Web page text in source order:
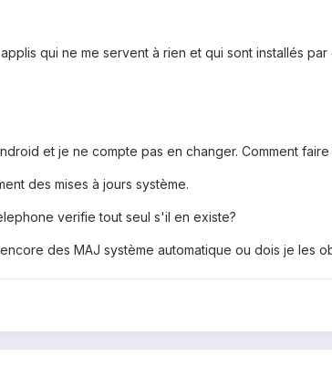
qui ne me servent à rien et qui sont installés
et je ne compte pas en changer. Comment
des mises à jours système.
verifie tout seul s'il en existe?
des MAJ système automatique ou dois je les